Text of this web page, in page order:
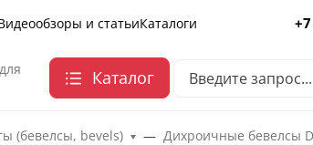
и статьиКаталоги
Каталог
(бевелсы, bevels)
Дихроичные бевелсы